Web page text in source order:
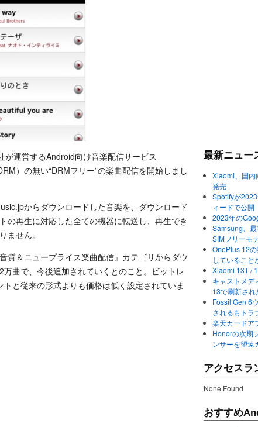
運営するAndroid向け音楽配信サービス
）の無い“DRMフリー”の楽曲配信を開始しまし
からダウンロードした音楽を、ダウンロード
の再生に対応した全ての機器に転送し、再生でき
ません。
質＆ニュープライス楽曲配信』カテゴリからダウ
曲で、今後追加されていくとのこと。ビットレ
と従来の形式よりも価格は低く設定されていま
最新ニュー
Xiaomi、国内
発売
Spotifyが
ィードで公開
2023年の
Samsung、
SIMフリーモ
OnePlus 12
していること
Xiaomi 13T /
キャストメデ
13で刷新さ
Fossil Gen 6
されるもトラ
楽天カードア
Honorの次期
ンサーを望遠
アクセスラ
None Found
おすすめ